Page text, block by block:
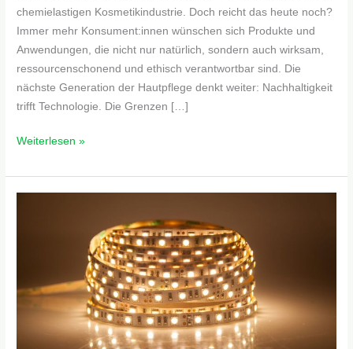
chemielastigen Kosmetikindustrie. Doch reicht das heute noch?
Immer mehr Konsument:innen wünschen sich Produkte und
Anwendungen, die nicht nur natürlich, sondern auch wirksam,
ressourcenschonend und ethisch verantwortbar sind. Die
nächste Generation der Hautpflege denkt weiter: Nachhaltigkeit
trifft Technologie. Die Grenzen […]
Weiterlesen »